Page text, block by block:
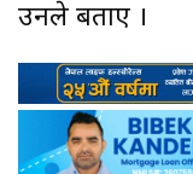
उनले बताए ।